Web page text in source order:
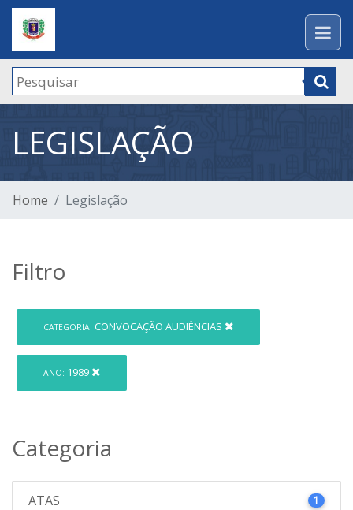
LEGISLAÇÃO
Home Legislação
Filtro
CATEGORIA: CONVOCAÇÃO AUDIÊNCIAS
ANO: 1989
Categoria
ATAS 1